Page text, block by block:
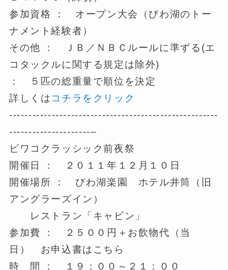
参加資格 ： オープン大会（びわ湖のトー
ナメント経験者）
その他 ： ＪＢ／ＮＢＣルールに準ずる(エ
コタックルに関する規定は除外)
： ５匹の総重量で順位を決定
詳しくは コチラをクリック
------------------------------------------------------
---------------------–
ビワコクラッシック前夜祭
開催日 ： ２０１１年１２月１０日
開催場所 ： びわ湖楽園 ホテル井筒（旧
アングラーズイン）
レストラン「キャビン」
参加費 ： ２５００円＋お飲物代（当
日） お申込書はこちら
時 間 ： １９：００～２１：００